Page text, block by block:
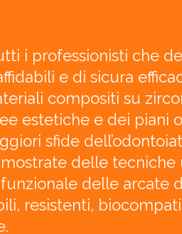
i professionisti che
e di sicura
compositi su
estetiche e dei piani
sfide
delle tecniche
delle arcate
resistenti,